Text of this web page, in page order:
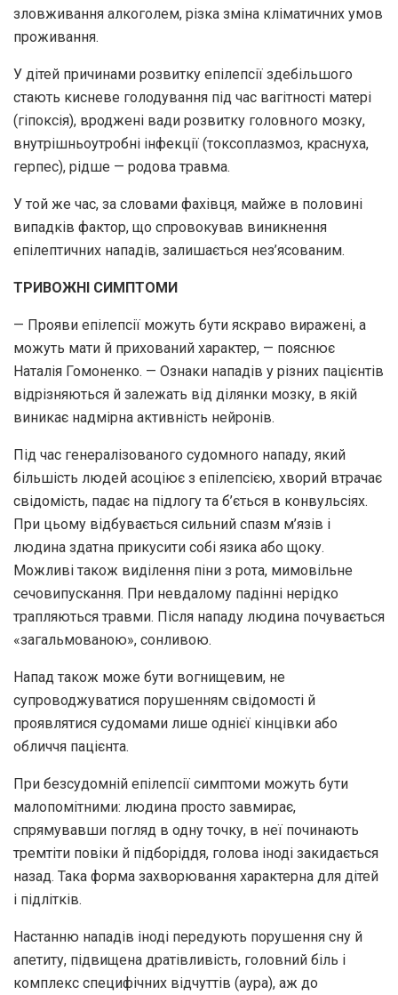
зловживання алкоголем, різка зміна кліматичних умов
проживання.
У дітей причинами розвитку епілепсії здебільшого
стають кисневе голодування під час вагітності матері
(гіпоксія), вроджені вади розвитку головного мозку,
внутрішньоутробні інфекції (токсоплазмоз, краснуха,
герпес), рідше — родова травма.
У той же час, за словами фахівця, майже в половині
випадків фактор, що спровокував виникнення
епілептичних нападів, залишається нез’ясованим.
ТРИВОЖНІ СИМПТОМИ
— Прояви епілепсії можуть бути яскраво виражені, а
можуть мати й прихований характер, — пояснює
Наталія Гомоненко. — Ознаки нападів у різних пацієнтів
відрізняються й залежать від ділянки мозку, в якій
виникає надмірна активність нейронів.
Під час генералізованого судомного нападу, який
більшість людей асоціює з епілепсією, хворий втрачає
свідомість, падає на підлогу та б’ється в конвульсіях.
При цьому відбувається сильний спазм м’язів і
людина здатна прикусити собі язика або щоку.
Можливі також виділення піни з рота, мимовільне
сечовипускання. При невдалому падінні нерідко
трапляються травми. Після нападу людина почувається
«загальмованою», сонливою.
Напад також може бути вогнищевим, не
супроводжуватися порушенням свідомості й
проявлятися судомами лише однієї кінцівки або
обличчя пацієнта.
При безсудомній епілепсії симптоми можуть бути
малопомітними: людина просто завмирає,
спрямувавши погляд в одну точку, в неї починають
тремтіти повіки й підборіддя, голова іноді закидається
назад. Така форма захворювання характерна для дітей
і підлітків.
Настанню нападів іноді передують порушення сну й
апетиту, підвищена дратівливість, головний біль і
комплекс специфічних відчуттів (аура), аж до